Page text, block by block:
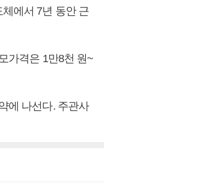
에서 7년 동안 근
가격은 1만8천 원~
에 나선다. 주관사